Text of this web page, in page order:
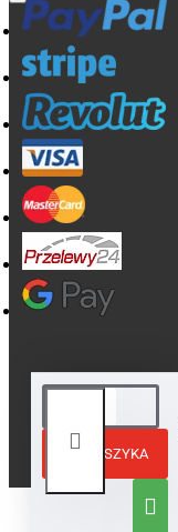
DO KOSZYKA
© 2026, Mini
Zastrzeżone